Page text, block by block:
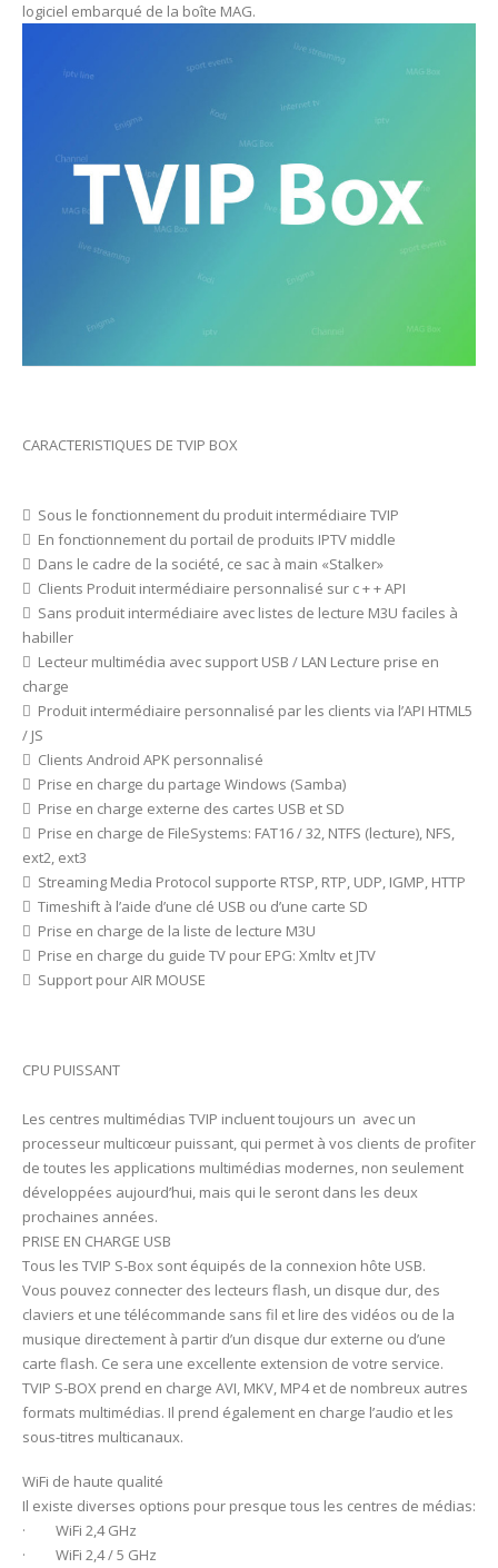
logiciel embarqué de la boîte MAG.
CARACTERISTIQUES DE TVIP BOX
 Sous le fonctionnement du produit intermédiaire TVIP
 En fonctionnement du portail de produits IPTV middle
 Dans le cadre de la société, ce sac à main «Stalker»
 Clients Produit intermédiaire personnalisé sur c + + API
 Sans produit intermédiaire avec listes de lecture M3U faciles à
habiller
 Lecteur multimédia avec support USB / LAN Lecture prise en
charge
 Produit intermédiaire personnalisé par les clients via l’API HTML5
/ JS
 Clients Android APK personnalisé
 Prise en charge du partage Windows (Samba)
 Prise en charge externe des cartes USB et SD
 Prise en charge de FileSystems: FAT16 / 32, NTFS (lecture), NFS,
ext2, ext3
 Streaming Media Protocol supporte RTSP, RTP, UDP, IGMP, HTTP
 Timeshift à l’aide d’une clé USB ou d’une carte SD
 Prise en charge de la liste de lecture M3U
 Prise en charge du guide TV pour EPG: Xmltv et JTV
 Support pour AIR MOUSE
CPU PUISSANT
Les centres multimédias TVIP incluent toujours un avec un
processeur multicœur puissant, qui permet à vos clients de profiter
de toutes les applications multimédias modernes, non seulement
développées aujourd’hui, mais qui le seront dans les deux
prochaines années.
PRISE EN CHARGE USB
Tous les TVIP S-Box sont équipés de la connexion hôte USB.
Vous pouvez connecter des lecteurs flash, un disque dur, des
claviers et une télécommande sans fil et lire des vidéos ou de la
musique directement à partir d’un disque dur externe ou d’une
carte flash. Ce sera une excellente extension de votre service.
TVIP S-BOX prend en charge AVI, MKV, MP4 et de nombreux autres
formats multimédias. Il prend également en charge l’audio et les
sous-titres multicanaux.
WiFi de haute qualité
Il existe diverses options pour presque tous les centres de médias:
· WiFi 2,4 GHz
· WiFi 2,4 / 5 GHz